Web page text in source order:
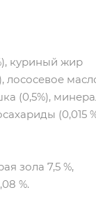
куриный жир
лососевое
(0,5%),
(0,015
зола 7,5 %,
%.